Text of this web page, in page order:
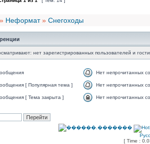
» Неформат» Снегоходы
нет зарегистрированных пользователей и
Нет непрочитанных
[ Популярная тема ] Нет непрочитанных
[ Тема закрыта ] Нет непрочитанных
[ Time :